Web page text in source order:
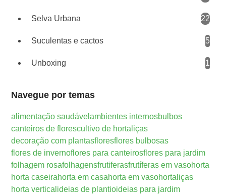
Selva Urbana 22
Suculentas e cactos 5
Unboxing 1
Navegue por temas
alimentação saudávelambientes internosbulbos
canteiros de florescultivo de hortaliças
decoração com plantasfloresflores bulbosas
flores de invernoflores para canteirosflores para jardim
folhagem rosafolhagensfrutiferasfrutíferas em vasohorta
horta caseirahorta em casahorta em vasohortaliças
horta vertical ideias de plantioideias para jardim